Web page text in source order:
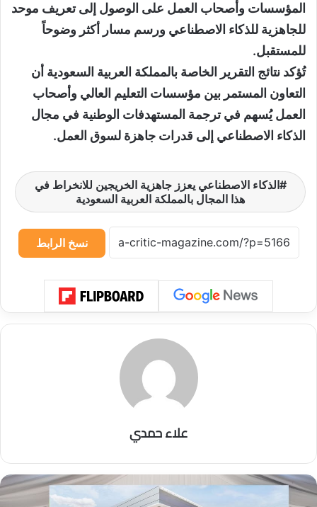
المؤسسات وأصحاب العمل على الوصول إلى تعريف موحد
للجاهزية للذكاء الاصطناعي ورسم مسار أكثر وضوحاً
للمستقبل.
تُؤكد نتائج التقرير الخاصة بالمملكة العربية السعودية أن
التعاون المستمر بين مؤسسات التعليم العالي وأصحاب
العمل يُسهم في ترجمة المستهدفات الوطنية في مجال
الذكاء الاصطناعي إلى قدرات جاهزة لسوق العمل.
الذكاء الاصطناعي يعزز جاهزية الخريجين للانخراط في
هذا المجال بالمملكة العربية السعودية
نسخ الرابط
علاء حمدي